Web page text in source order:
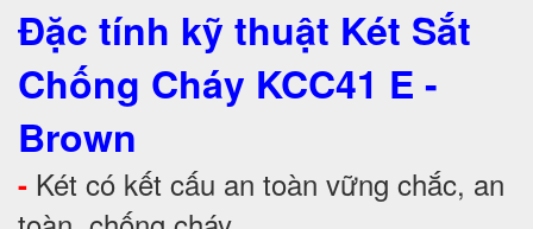
Đặc tính kỹ thuật Két Sắt
Chống Cháy KCC41 E -
Brown
- Két có kết cấu an toàn vững chắc, an